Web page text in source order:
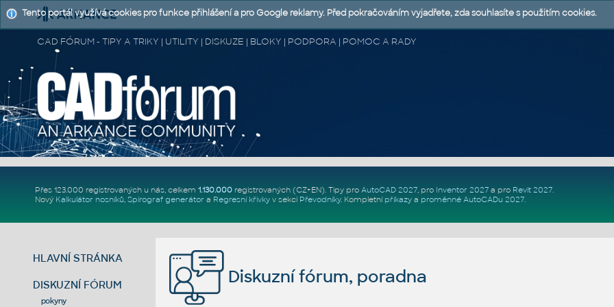
CAD FÓRUM - TIPY A TRIKY | UTILITY | DISKUZE | BLOKY | PODPORA | POMOC A RADY
Přes 123.000 registrovaných u nás, celkem 1.130.000registrovaných (CZ+EN). Tipy pro AutoCAD 2027, pro Inventor 2027a pro Revit 2027.
Nový Kalkulátor nosníků, Spirograf generátor a Regresní křivkyv sekci Převodníky. Kompletní příkazya proměnné AutoCADu 2027.
HLAVNÍ STRÁNKA
DISKUZNÍ FÓRUM
pokyny
Diskuzní fórum, poradna
Tento portál využívá cookies pro funkce přihlášení a pro Google reklamy. Před pokračováním vyjadřete, zda souhlasíte s použitím cookies.